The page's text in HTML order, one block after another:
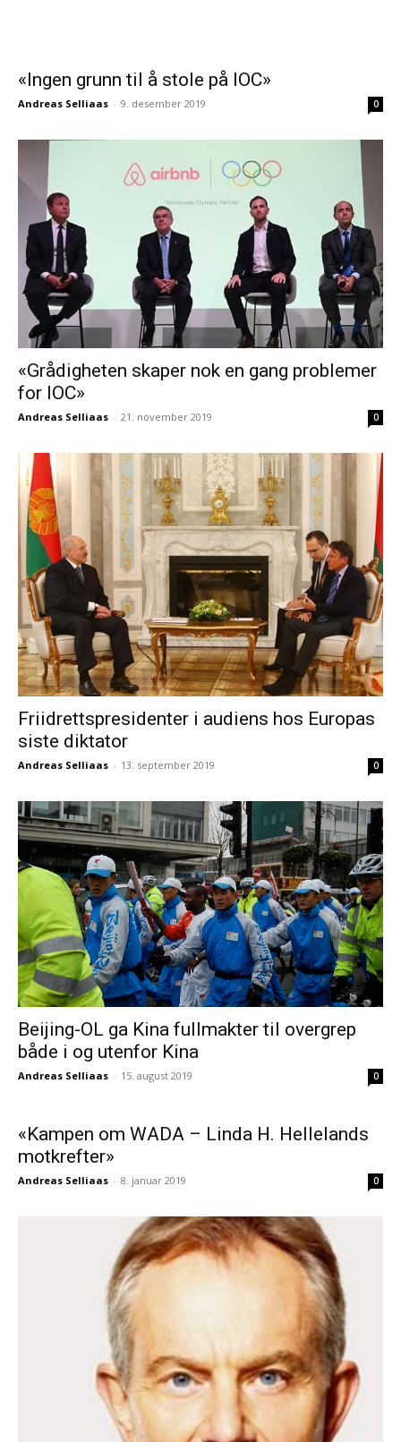
«Ingen grunn til å stole på IOC»
Andreas Selliaas - 9. desember 2019 0
«Grådigheten skaper nok en gang problemer
for IOC»
Andreas Selliaas - 21. november 2019 0
Friidrettspresidenter i audiens hos Europas
siste diktator
Andreas Selliaas - 13. september 2019 0
Beijing-OL ga Kina fullmakter til overgrep
både i og utenfor Kina
Andreas Selliaas - 15. august 2019 0
«Kampen om WADA – Linda H. Hellelands
motkrefter»
Andreas Selliaas - 8. januar 2019 0